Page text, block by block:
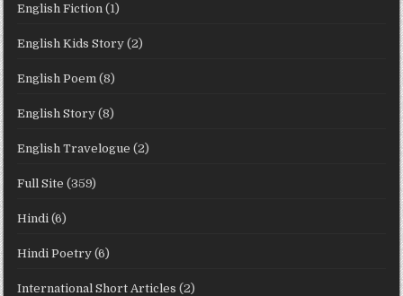
English Fiction (1)
English Kids Story (2)
English Poem (8)
English Story (8)
English Travelogue (2)
Full Site (359)
Hindi (6)
Hindi Poetry (6)
International Short Articles (2)